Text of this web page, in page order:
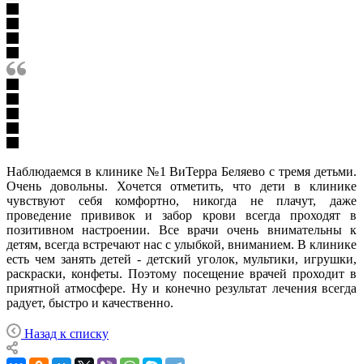
Наблюдаемся в клинике №1 ВиТерра Беляево с тремя детьми.
Очень довольны. Хочется отметить, что дети в клинике
чувствуют себя комфортно, никогда не плачут, даже
проведение прививок и забор крови всегда проходят в
позитивном настроении. Все врачи очень внимательны к
детям, всегда встречают нас с улыбкой, вниманием. В клинике
есть чем занять детей - детский уголок, мультики, игрушки,
раскраски, конфеты. Поэтому посещение врачей проходит в
приятной атмосфере. Ну и конечно результат лечения всегда
радует, быстро и качественно.
Назад к списку